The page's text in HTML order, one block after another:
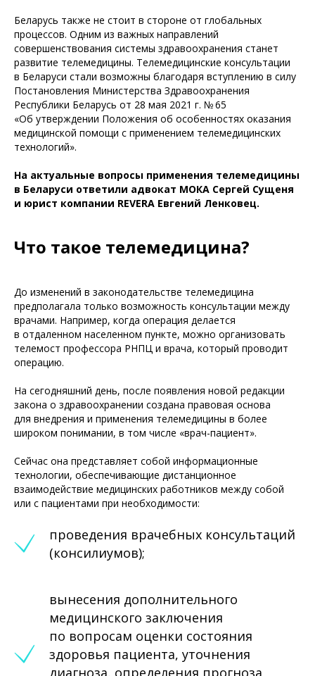
Беларусь также не стоит в стороне от глобальных
процессов. Одним из важных направлений
совершенствования системы здравоохранения станет
развитие телемедицины. Телемедицинские консультации
в Беларуси стали возможны благодаря вступлению в силу
Постановления Министерства Здравоохранения
Республики Беларусь от 28 мая 2021 г. № 65
«Об утверждении Положения об особенностях оказания
медицинской помощи с применением телемедицинских
технологий».
На актуальные вопросы применения телемедицины
в Беларуси ответили адвокат МОКА Сергей Сущеня
и юрист компании REVERA Евгений Ленковец.
Что такое телемедицина?
До изменений в законодательстве телемедицина
предполагала только возможность консультации между
врачами. Например, когда операция делается
в отдаленном населенном пункте, можно организовать
телемост профессора РНПЦ и врача, который проводит
операцию.
На сегодняшний день, после появления новой редакции
закона о здравоохранении создана правовая основа
для внедрения и применения телемедицины в более
широком понимании, в том числе «врач-пациент».
Сейчас она представляет собой информационные
технологии, обеспечивающие дистанционное
взаимодействие медицинских работников между собой
или с пациентами при необходимости:
проведения врачебных консультаций
(консилиумов);
вынесения дополнительного
медицинского заключения
по вопросам оценки состояния
здоровья пациента, уточнения